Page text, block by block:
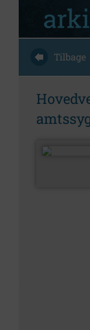
Tilbage